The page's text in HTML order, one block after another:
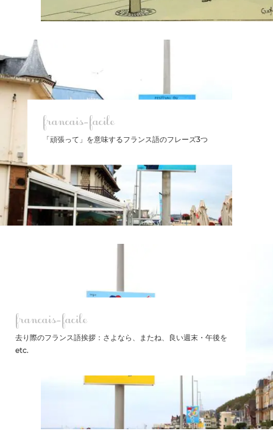
francais-facile
「頑張って」を意味するフランス語のフレーズ3つ
francais-facile
去り際のフランス語挨拶：さよなら、またね、良い週末・午後を
etc.